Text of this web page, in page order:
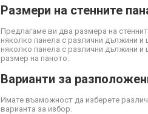
Размери на стенните
Предлагаме ви два размера на
няколко панела с различни дължини
няколко панела с различни дължини и
размер на паното.
Варианти за
Имате възможност да изберете
варианта за избор.